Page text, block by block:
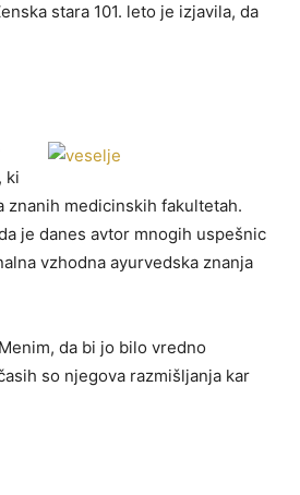
stara 101. leto je izjavila, da
ki
znanih medicinskih fakultetah.
je danes avtor mnogih uspešnic
vzhodna ayurvedska znanja
da bi jo bilo vredno
so njegova razmišljanja kar